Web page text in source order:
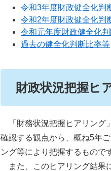
令和3年度財政健全化判
令和2年度財政健全化判
令和元年度財政健全化
過去の健全化判断比率等
財政状況把握ヒ
「財務状況把握ヒアリング
確認する観点から、概ね5年
ング等により把握するもので
また、このヒアリング結果